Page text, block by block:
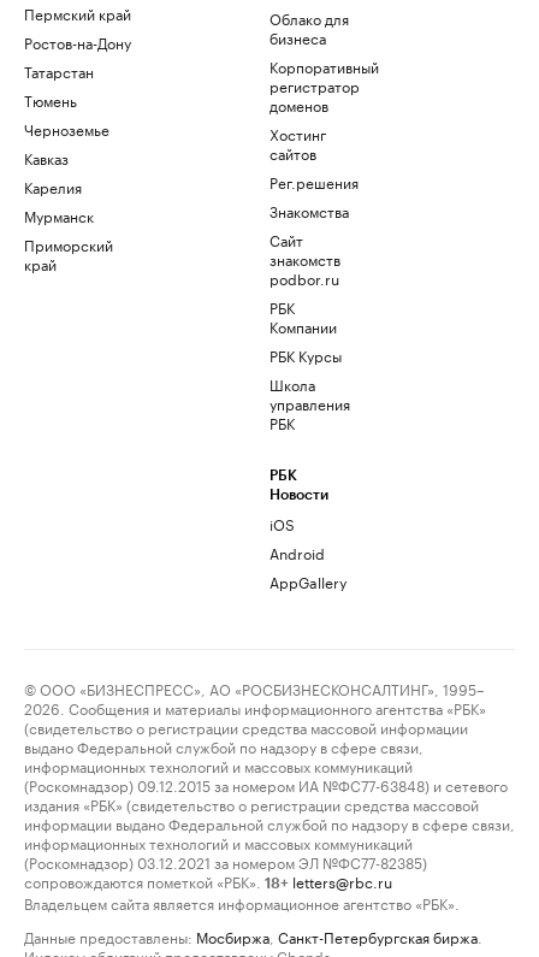
Пермский край
Ростов-на-Дону
Татарстан
Тюмень
Черноземье
Кавказ
Карелия
Мурманск
Приморский
край
Облако для
бизнеса
Корпоративный
регистратор
доменов
Хостинг
сайтов
Рег.решения
Знакомства
Сайт
знакомств
podbor.ru
РБК
Компании
РБК Курсы
Школа
управления
РБК
РБК
Новости
iOS
Android
AppGallery
© ООО «БИЗНЕСПРЕСС», АО «РОСБИЗНЕСКОНСАЛТИНГ», 1995–
2026. Сообщения и материалы информационного агентства «РБК»
(свидетельство о регистрации средства массовой информации
выдано Федеральной службой по надзору в сфере связи,
информационных технологий и массовых коммуникаций
(Роскомнадзор) 09.12.2015 за номером ИА №ФС77-63848) и сетевого
издания «РБК» (свидетельство о регистрации средства массовой
информации выдано Федеральной службой по надзору в сфере связи,
информационных технологий и массовых коммуникаций
(Роскомнадзор) 03.12.2021 за номером ЭЛ №ФС77-82385)
сопровождаются пометкой «РБК».
18+ letters@rbc.ru
Владельцем сайта является информационное агентство «РБК».
Данные предоставлены: Мосбиржа Санкт-Петербургская биржа